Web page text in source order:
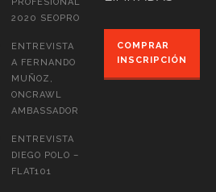
PROFESIONAL
2020 SEOPRO
ENTREVISTA
A FERNANDO
MUÑOZ,
ONCRAWL
AMBASSADOR
ENTREVISTA
DIEGO POLO –
FLAT101
COMPRAR
INSCRIPCIÓN